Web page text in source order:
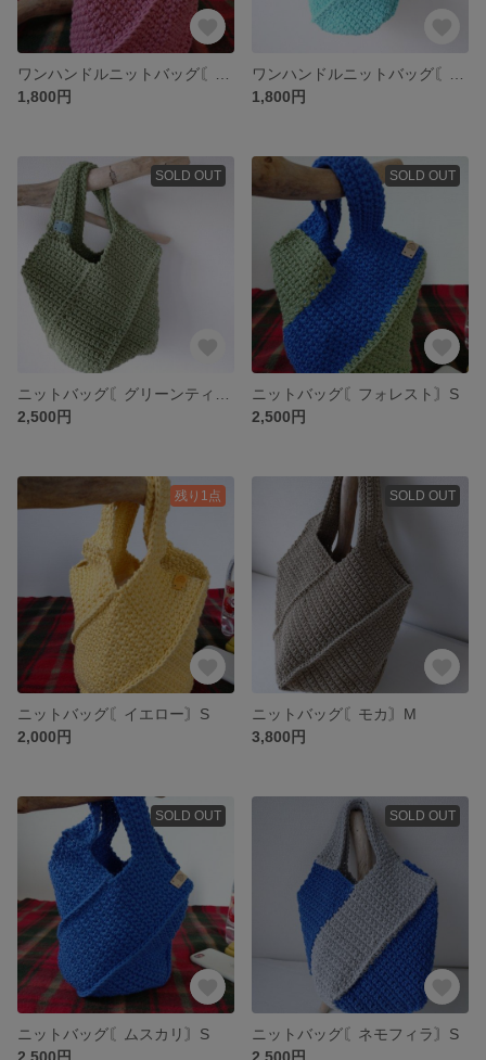
1,800円
1,800円
SOLD OUT
2,500円
SOLD OUT
ニットバッグ〘フォレスト〙S
2,500円
残り1点
ニットバッグ〘イエロー〙S
2,000円
SOLD OUT
ニットバッグ〘モカ〙M
3,800円
SOLD OUT
ニットバッグ〘ムスカリ〙S
2,500円
SOLD OUT
ニットバッグ〘ネモフィラ〙S
2,500円